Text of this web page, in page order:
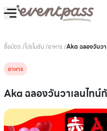
ซื้อบัตร /โปรโมชัน/อาหาร /Aka ฉลองวันวา
อาหาร
Aka ฉลองวันวาเลนไทน์